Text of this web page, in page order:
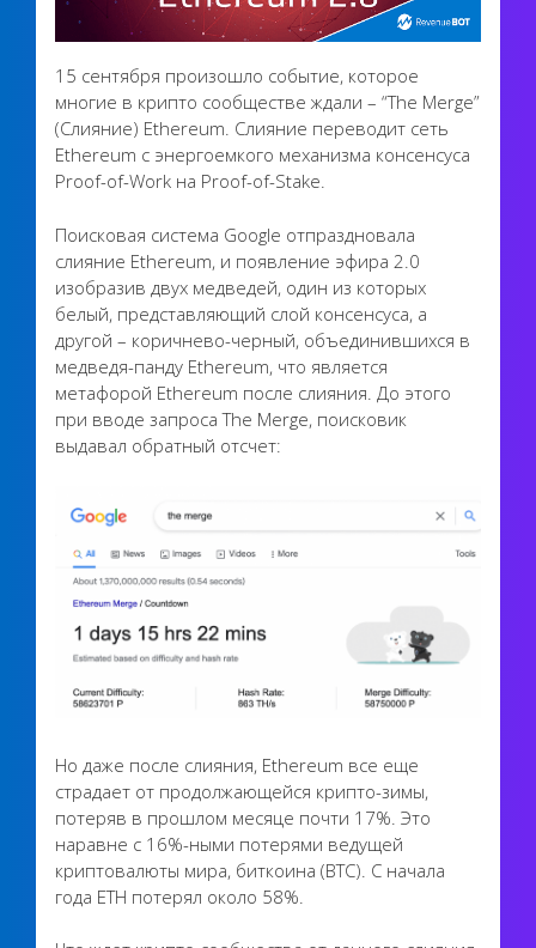
15 сентября произошло событие, которое
многие в крипто сообществе ждали – “The Merge”
(Слияние) Ethereum. Слияние переводит сеть
Ethereum с энергоемкого механизма консенсуса
Proof-of-Work на Proof-of-Stake.
Поисковая система Google отпраздновала
слияние Ethereum, и появление эфира 2.0
изобразив двух медведей, один из которых
белый, представляющий слой консенсуса, а
другой – коричнево-черный, объединившихся в
медведя-панду Ethereum, что является
метафорой Ethereum после слияния. До этого
при вводе запроса The Merge, поисковик
выдавал обратный отсчет:
Но даже после слияния, Ethereum все еще
страдает от продолжающейся крипто-зимы,
потеряв в прошлом месяце почти 17%. Это
наравне с 16%-ными потерями ведущей
криптовалюты мира, биткоина (BTC). С начала
года ETH потерял около 58%.